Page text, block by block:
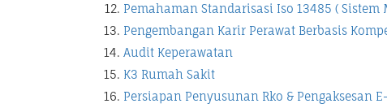
Pemahaman Standarisasi Iso 13485 (
Pengembangan Karir Perawat Berbasis
Audit Keperawatan
K3 Rumah Sakit
Persiapan Penyusunan Rko & Pengaksesan